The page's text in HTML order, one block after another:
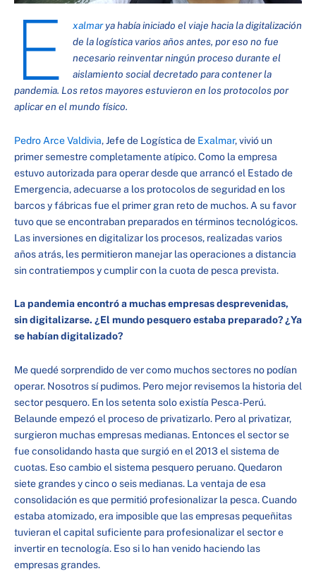
E xalmarya había iniciado el viaje hacia la digitalización
de la logística varios años antes, por eso no fue
necesario reinventar ningún proceso durante el
aislamiento social decretado para contener la
pandemia. Los retos mayores estuvieron en los protocolos por
aplicar en el mundo físico.
Pedro Arce Valdivia, Jefe de Logística de Exalmar, vivió un
primer semestre completamente atípico. Como la empresa
estuvo autorizada para operar desde que arrancó el Estado de
Emergencia, adecuarse a los protocolos de seguridad en los
barcos y fábricas fue el primer gran reto de muchos. A su favor
tuvo que se encontraban preparados en términos tecnológicos.
Las inversiones en digitalizar los procesos, realizadas varios
años atrás, les permitieron manejar las operaciones a distancia
sin contratiempos y cumplir con la cuota de pesca prevista.
La pandemia encontró a muchas empresas desprevenidas,
sin digitalizarse. ¿El mundo pesquero estaba preparado? ¿Ya
se habían digitalizado?
Me quedé sorprendido de ver como muchos sectores no podían
operar. Nosotros sí pudimos. Pero mejor revisemos la historia del
sector pesquero. En los setenta solo existía Pesca-Perú.
Belaunde empezó el proceso de privatizarlo. Pero al privatizar,
surgieron muchas empresas medianas. Entonces el sector se
fue consolidando hasta que surgió en el 2013 el sistema de
cuotas. Eso cambio el sistema pesquero peruano. Quedaron
siete grandes y cinco o seis medianas. La ventaja de esa
consolidación es que permitió profesionalizar la pesca. Cuando
estaba atomizado, era imposible que las empresas pequeñitas
tuvieran el capital suficiente para profesionalizar el sector e
invertir en tecnología. Eso si lo han venido haciendo las
empresas grandes.